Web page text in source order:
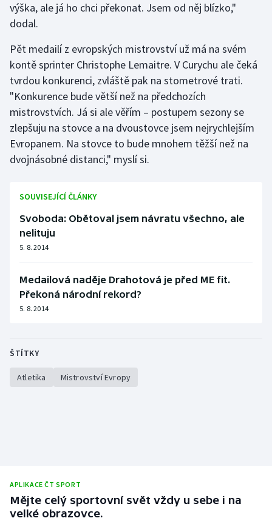
Lyže a snowboard
Moderní pětiboj
Motorsport
Olympijské hry
Parasport
Plavání
Plážový volejbal
Ragby
Rychlobruslení
Rychlostní kanoistika
Short track
Volejbal
Ostatní
výška, ale já ho chci překonat. Jsem od něj blízko,"
dodal.
Pět medailí z evropských mistrovství už má na svém
kontě sprinter Christophe Lemaitre. V Curychu ale čeká
tvrdou konkurenci, zvláště pak na stometrové trati.
"Konkurence bude větší než na předchozích
mistrovstvích. Já si ale věřím – postupem sezony se
zlepšuju na stovce a na dvoustovce jsem nejrychlejším
Evropanem. Na stovce to bude mnohem těžší než na
dvojnásobné distanci," myslí si.
SOUVISEJÍCÍ ČLÁNKY
Svoboda: Obětoval jsem návratu všechno, ale
nelituju
5. 8. 2014
Medailová naděje Drahotová je před ME fit.
Překoná národní rekord?
5. 8. 2014
ŠTÍTKY
Atletika Mistrovství Evropy
APLIKACE ČT SPORT
Mějte celý sportovní svět vždy u sebe i na
velké obrazovce.